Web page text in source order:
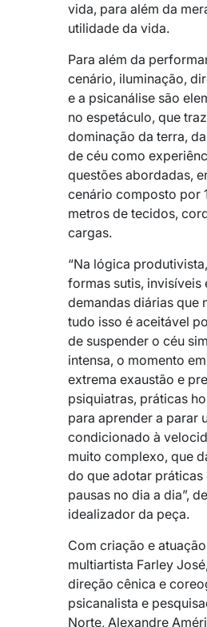
vida, para além da
utilidade da vida.
Para além da
cenário, iluminação,
e a psicanálise são
no espetáculo, que
dominação da terra,
de céu como
questões abordadas,
cenário composto por
metros de tecidos,
cargas.
“Na lógica
formas sutis, invisíveis
demandas diárias que
tudo isso é aceitável
de suspender o céu
intensa, o momento
extrema exaustão e
psiquiatras, práticas
para aprender a parar
condicionado à
muito complexo, que
do que adotar
pausas no dia a dia”,
idealizador da peça.
Com criação e
multiartista Farley
direção cênica e
psicanalista e
Norte, Alexandre